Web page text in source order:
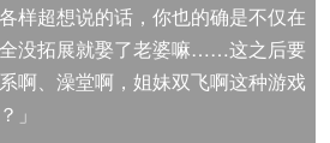
样超想说的话，你也的确是不仅在
没拓展就娶了老婆嘛……这之后要
啊、澡堂啊，姐妹双飞啊这种游戏
」